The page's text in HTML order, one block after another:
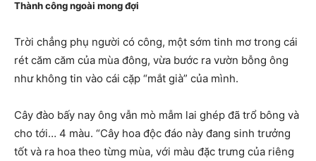
Thành công ngoài mong đợi
Trời chẳng phụ người có công, một sớm tinh mơ trong cái
rét căm căm của mùa đông, vừa bước ra vườn bỗng ông
như không tin vào cái cặp “mắt già” của mình.
Cây đào bấy nay ông vẫn mò mẫm lai ghép đã trổ bông và
cho tới… 4 màu. “Cây hoa độc đáo này đang sinh trưởng
tốt và ra hoa theo từng mùa, với màu đặc trưng của riêng